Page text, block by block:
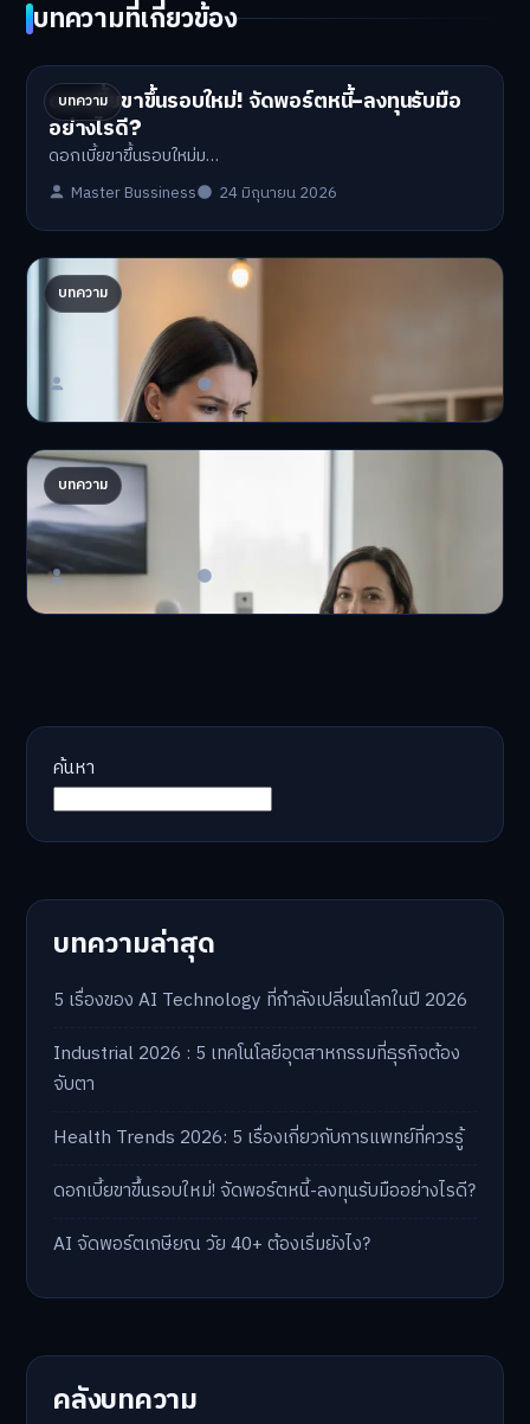
บทความที่เกี่ยวข้อง
บทความ
ดอกเบี้ยขาขึ้นรอบใหม่! จัดพอร์ตหนี้-ลงทุนรับมือ
อย่างไรดี?
ดอกเบี้ยขาขึ้นรอบใหม่ม…
Master Bussiness 24 มิถุนายน 2026
บทความ
ปรับพอร์ตรับ ‘เงินดิจิทัล 2.0’ จัดสรรงบอย่างไรไม่
ให้พัง
'เงินดิจิทัล 2.0' มาแล…
Master Bussiness 23 มิถุนายน 2026
บทความ
AI จัดพอร์ตให้ปัง! เทรนด์ลงทุนยุคใหม่ ไม่ต้องเฝ้า
จอ
AI จัดพอร์ตให้ปัง! หมด…
Master Bussiness 23 มิถุนายน 2026
ค้นหา
บทความล่าสุด
5 เรื่องของ AI Technology ที่กำลังเปลี่ยนโลกในปี 2026
Industrial 2026 : 5 เทคโนโลยีอุตสาหกรรมที่ธุรกิจต้อง
จับตา
Health Trends 2026: 5 เรื่องเกี่ยวกับการแพทย์ที่ควรรู้
ดอกเบี้ยขาขึ้นรอบใหม่! จัดพอร์ตหนี้-ลงทุนรับมืออย่างไรดี?
AI จัดพอร์ตเกษียณ วัย 40+ ต้องเริ่มยังไง?
คลังบทความ